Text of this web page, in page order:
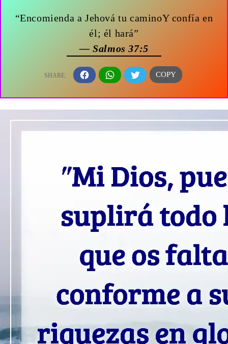
“Encomienda a Jehová tu caminoY confía en
él; él hará”
— Salmos 37:5